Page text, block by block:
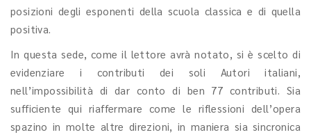
posizioni degli esponenti della scuola classica e di quella
positiva.
In questa sede, come il lettore avrà notato, si è scelto di
evidenziare i contributi dei soli Autori italiani,
nell’impossibilità di dar conto di ben 77 contributi. Sia
sufficiente qui riaffermare come le riflessioni dell’opera
spazino in molte altre direzioni, in maniera sia sincronica